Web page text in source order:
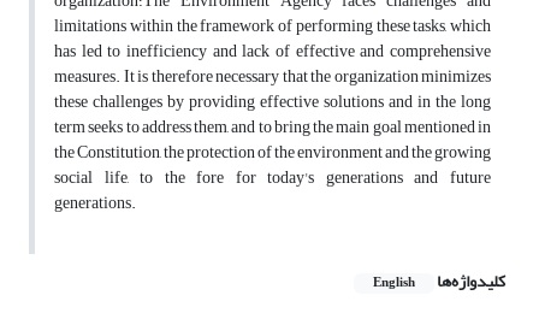
limitations within the framework of performing these tasks, which
has led to inefficiency and lack of effective and comprehensive
measures. It is therefore necessary that the organization minimizes
these challenges by providing effective solutions and in the long
term seeks to address them, and to bring the main goal mentioned in
the Constitution, the protection of the environment and the growing
social life, to the fore for today's generations and future
generations.
کلیدواژه‌ها English